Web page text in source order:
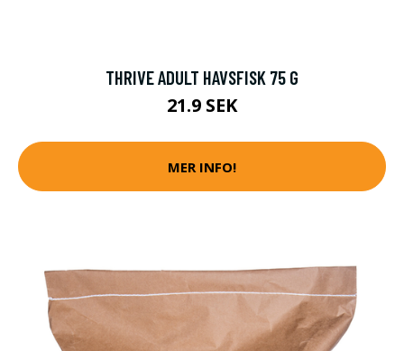
THRIVE ADULT HAVSFISK 75 G
21.9 SEK
MER INFO!